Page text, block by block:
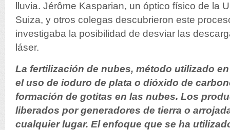
lluvia. Jérôme Kasparian, un óptico físico de la
Suiza, y otros colegas descubrieron este
investigaba la posibilidad de desviar las
láser.
La fertilización de nubes, método utilizado
el uso de ioduro de plata o dióxido de
formación de gotitas en las nubes. Los
liberados por generadores de tierra o
cualquier lugar. El enfoque que se ha